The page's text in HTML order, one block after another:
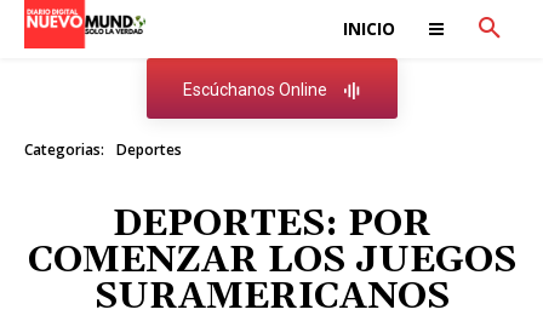
INICIO
Escúchanos Online
Categorias: Deportes
DEPORTES: POR
COMENZAR LOS JUEGOS
SURAMERICANOS